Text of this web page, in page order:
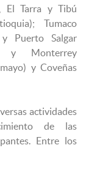
El Tarra y Tibú
Tumaco
Puerto Salgar
y Monterrey
y Coveñas
actividades
de las
Entre los